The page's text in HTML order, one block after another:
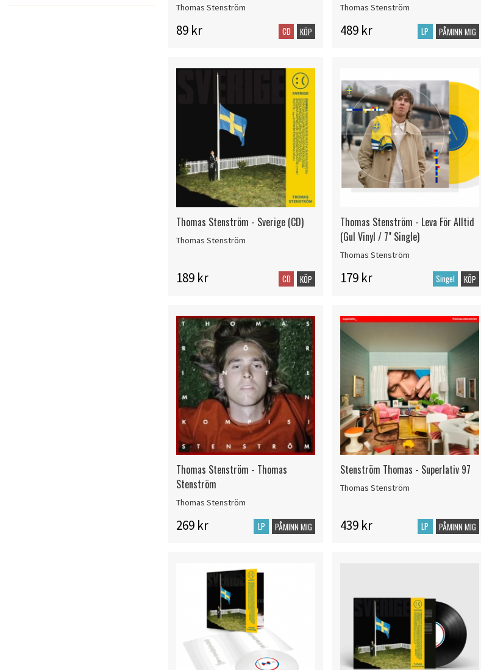
Thomas Stenström
89 kr CD KÖP
Thomas Stenström
489 kr LP PÅMINN MIG
Thomas Stenström - Sverige (CD)
Thomas Stenström
189 kr CD KÖP
Thomas Stenström - Leva För Alltid
(Gul Vinyl / 7" Single)
Thomas Stenström
179 kr Singel KÖP
Thomas Stenström - Thomas
Stenström
Thomas Stenström
269 kr LP PÅMINN MIG
Stenström Thomas - Superlativ 97
Thomas Stenström
439 kr LP PÅMINN MIG